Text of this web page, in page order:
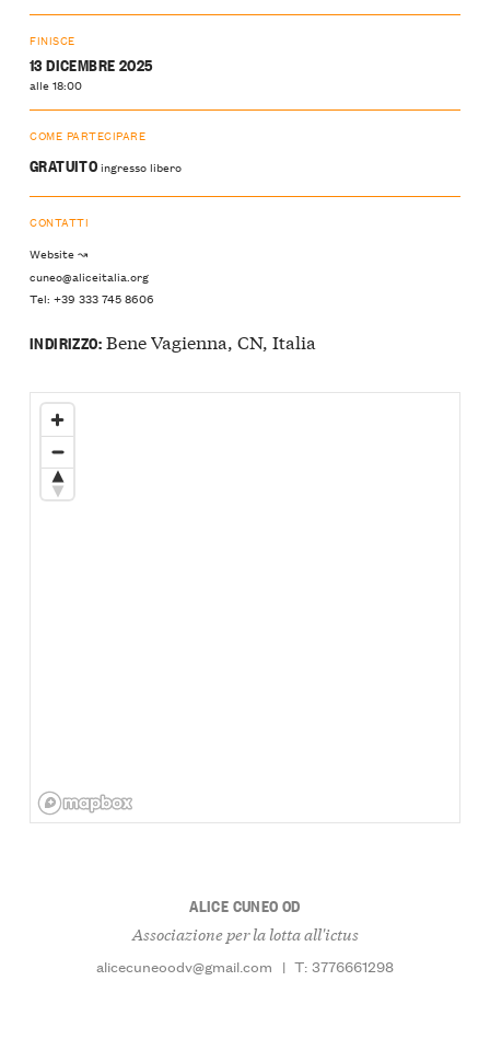
FINISCE
13 DICEMBRE 2025
alle 18:00
COME PARTECIPARE
GRATUITOingresso libero
CONTATTI
Website ↝
cuneo@aliceitalia.org
Tel: +39 333 745 8606
INDIRIZZO:Bene Vagienna, CN, Italia
ALICE CUNEO OD
Associazione per la lotta all'ictus
alicecuneoodv@gmail.com | T: 3776661298